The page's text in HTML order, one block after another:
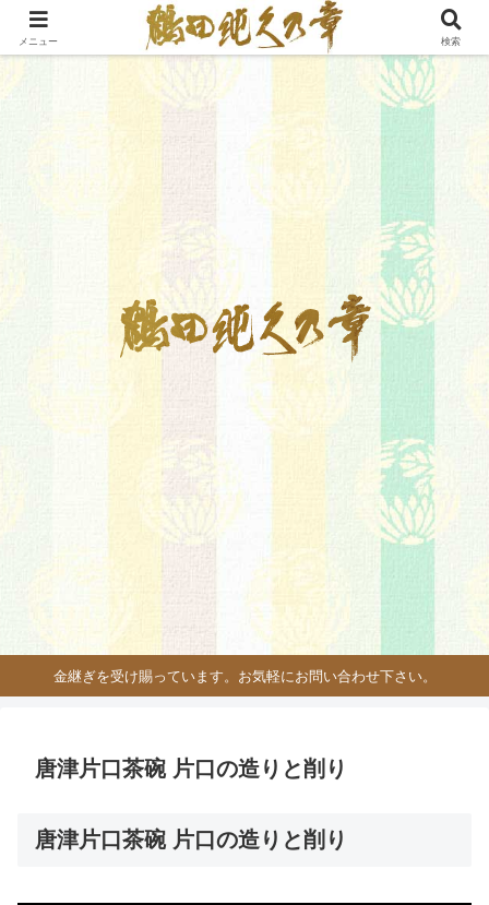
金継ぎを受け賜っています。お気軽にお問い合わせ下さい。
唐津片口茶碗 片口の造りと削り
唐津片口茶碗 片口の造りと削り
メニュー 検索